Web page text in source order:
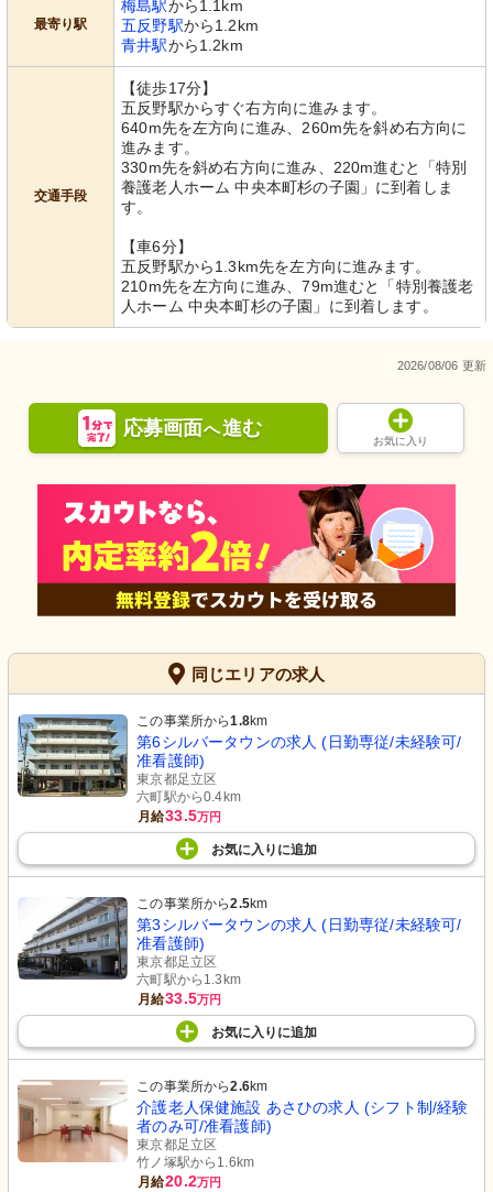
最寄り駅
梅島駅から1.1km
五反野駅から1.2km
青井駅から1.2km
交通手段
【徒歩17分】
五反野駅からすぐ右方向に進みます。
640m先を左方向に進み、260m先を斜め右方向に
進みます。
330m先を斜め右方向に進み、220m進むと「特別
養護老人ホーム 中央本町杉の子園」に到着しま
す。
【車6分】
五反野駅から1.3km先を左方向に進みます。
210m先を左方向に進み、79m進むと「特別養護老
人ホーム 中央本町杉の子園」に到着します。
2026/08/06 更新
応募画面へ進む
お気に入り
同じエリアの求人
この事業所から1.8km
第6シルバータウンの求人 (日勤専従/未経験可/
准看護師)
東京都足立区
六町駅から0.4km
月給33.5万円
お気に入り に追加
この事業所から2.5km
第3シルバータウンの求人 (日勤専従/未経験可/
准看護師)
東京都足立区
六町駅から1.3km
月給33.5万円
お気に入り に追加
この事業所から2.6km
介護老人保健施設 あさひの求人 (シフト制/経験
者のみ可/准看護師)
東京都足立区
竹ノ塚駅から1.6km
月給20.2万円